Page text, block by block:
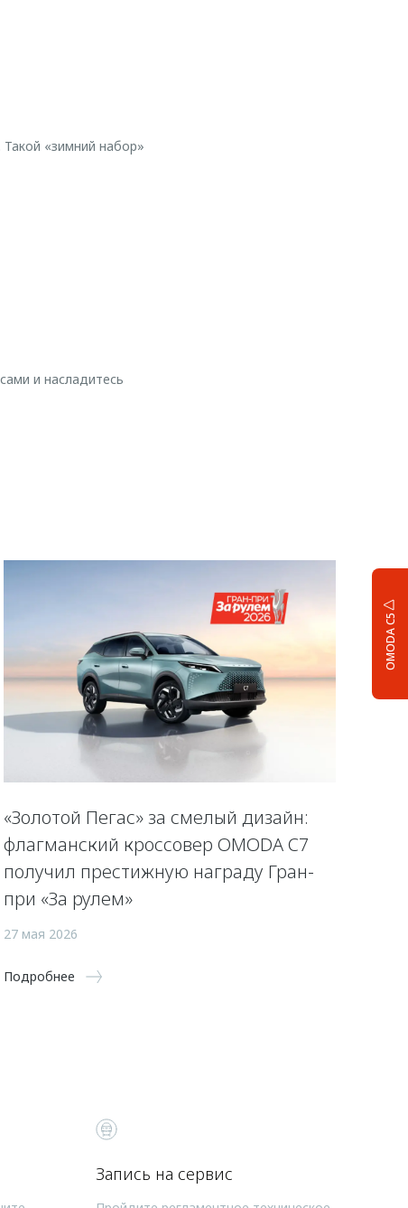
OMODA C5
«зимний набор»
и насладитесь
«Золотой Пегас» за смелый дизайн:
флагманский кроссовер OMODA C7
получил престижную награду Гран-
при «За рулем»
27 мая 2026
Подробнее
Запись на сервис